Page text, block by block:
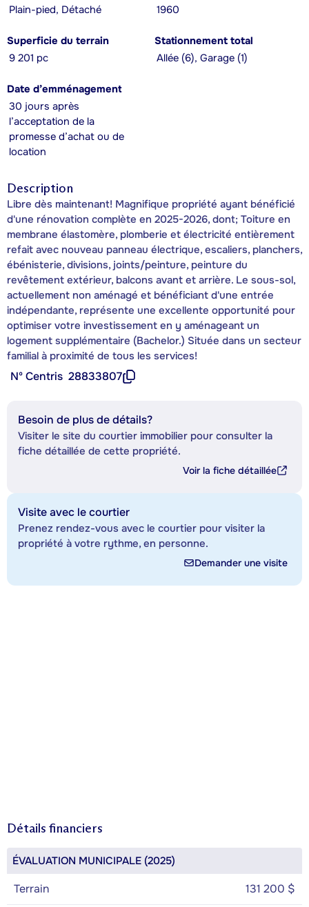
Plain-pied, Détaché
1960
Superficie du terrain
9 201 pc
Stationnement total
Allée (6), Garage (1)
Date d’emménagement
30 jours après
l’acceptation de la
promesse d’achat ou de
location
Description
Libre dès maintenant! Magnifique propriété ayant bénéficié
d'une rénovation complète en 2025-2026, dont; Toiture en
membrane élastomère, plomberie et électricité entièrement
refait avec nouveau panneau électrique, escaliers, planchers,
ébénisterie, divisions, joints/peinture, peinture du
revêtement extérieur, balcons avant et arrière. Le sous-sol,
actuellement non aménagé et bénéficiant d'une entrée
indépendante, représente une excellente opportunité pour
optimiser votre investissement en y aménageant un
logement supplémentaire (Bachelor.) Située dans un secteur
familial à proximité de tous les services!
Nº Centris 28833807
Besoin de plus de détails?
Visiter le site du courtier immobilier pour consulter la
fiche détaillée de cette propriété.
Voir la fiche détaillée
Visite avec le courtier
Prenez rendez-vous avec le courtier pour visiter la
propriété à votre rythme, en personne.
Demander une visite
Détails financiers
ÉVALUATION MUNICIPALE (2025)
Terrain 131 200 $